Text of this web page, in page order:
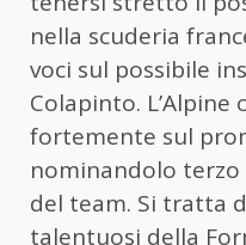
nella scuderia
voci sul possibile
Colapinto.
fortemente sul
nominandolo
del team. Si tratta
talentuosi della